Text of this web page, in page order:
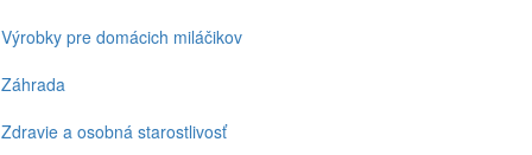
Výrobky pre domácich miláčikov
Záhrada
Zdravie a osobná starostlivosť